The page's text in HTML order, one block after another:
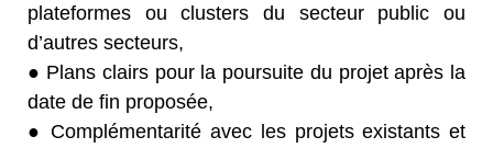
plateformes ou clusters du secteur public ou
d’autres secteurs,
● Plans clairs pour la poursuite du projet après la
date de fin proposée,
● Complémentarité avec les projets existants et